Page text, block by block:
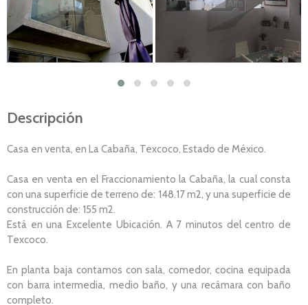
Descripción
Casa en venta, en La Cabaña, Texcoco, Estado de México.
Casa en venta en el Fraccionamiento la Cabaña, la cual consta
con una superficie de terreno de: 148.17 m2, y una superficie de
construcción de: 155 m2.
Está en una Excelente Ubicación. A 7 minutos del centro de
Texcoco.
En planta baja contamos con sala, comedor, cocina equipada
con barra intermedia, medio baño, y una recámara con baño
completo.